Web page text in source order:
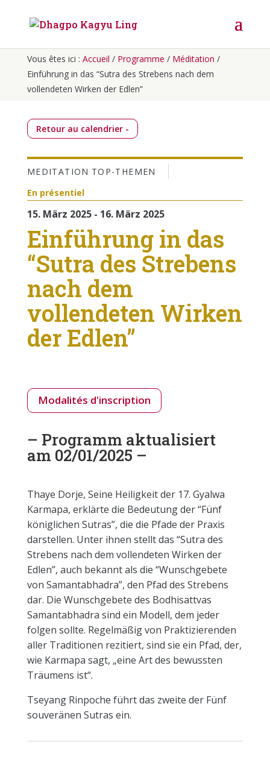
Vous êtes ici : Accueil / Programme / Méditation /
Einführung in das “Sutra des Strebens nach dem
vollendeten Wirken der Edlen”
Retour au calendrier -
MEDITATION TOP-THEMEN
En présentiel
15. März 2025 - 16. März 2025
Einführung in das
“Sutra des Strebens
nach dem
vollendeten Wirken
der Edlen”
Modalités d'inscription
– Programm aktualisiert
am 02/01/2025 –
Thaye Dorje, Seine Heiligkeit der 17. Gyalwa
Karmapa, erklärte die Bedeutung der “Fünf
königlichen Sutras”, die die Pfade der Praxis
darstellen. Unter ihnen stellt das “Sutra des
Strebens nach dem vollendeten Wirken der
Edlen”, auch bekannt als die “Wunschgebete
von Samantabhadra”, den Pfad des Strebens
dar. Die Wunschgebete des Bodhisattvas
Samantabhadra sind ein Modell, dem jeder
folgen sollte. Regelmäßig von Praktizierenden
aller Traditionen rezitiert, sind sie ein Pfad, der,
wie Karmapa sagt, „eine Art des bewussten
Träumens ist“.
Tseyang Rinpoche führt das zweite der Fünf
souveränen Sutras ein.